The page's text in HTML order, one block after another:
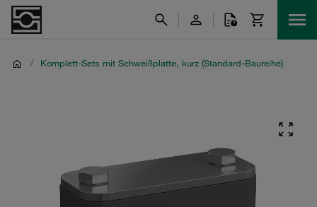
/ Komplett-Sets mit Schweißplatte, kurz (Standard-Baureihe)